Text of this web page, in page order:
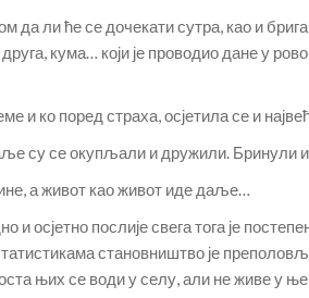
да ли ће се дочекати сутра, као и брига
кума… који је проводио дане у
и ко поред страха, осјетила се и
су се окупљали и дружили. Бринули
а живот као живот иде даље…
и осјетно послије свега тога је
становништво је
њих се води у селу, али не живе у